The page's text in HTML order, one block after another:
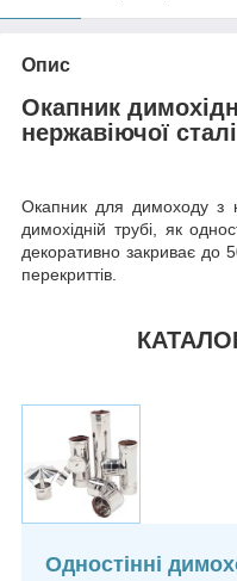
Опис
Окапник
нержавіючої
Окапник для димоходу з
димохідній трубі, як
декоративно закриває до
перекриттів.
Одностінні